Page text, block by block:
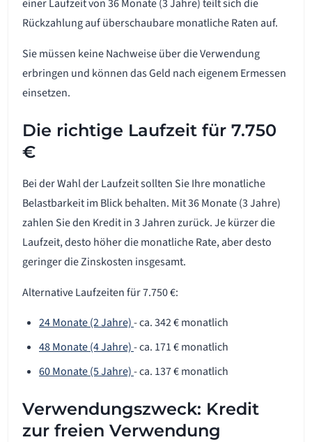
einer Laufzeit von 36 Monate (3 Jahre) teilt sich die
Rückzahlung auf überschaubare monatliche Raten auf.
Sie müssen keine Nachweise über die Verwendung
erbringen und können das Geld nach eigenem Ermessen
einsetzen.
Die richtige Laufzeit für 7.750
€
Bei der Wahl der Laufzeit sollten Sie Ihre monatliche
Belastbarkeit im Blick behalten. Mit 36 Monate (3 Jahre)
zahlen Sie den Kredit in 3 Jahren zurück. Je kürzer die
Laufzeit, desto höher die monatliche Rate, aber desto
geringer die Zinskosten insgesamt.
Alternative Laufzeiten für 7.750 €:
24 Monate (2 Jahre)- ca. 342 € monatlich
48 Monate (4 Jahre)- ca. 171 € monatlich
60 Monate (5 Jahre)- ca. 137 € monatlich
Verwendungszweck: Kredit
zur freien Verwendung